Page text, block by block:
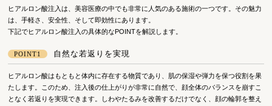
ヒアルロン酸注入は、美容医療の中でも非常に人気のある施術の一つです。その魅力
は、手軽さ、安全性、そして即効性にあります。
下記でヒアルロン酸注入の具体的なPOINTを解説します。
POINT1 自然な若返りを実現
ヒアルロン酸はもともと体内に存在する物質であり、肌の保湿や弾力を保つ役割を果
たします。このため、注入後の仕上がりが非常に自然で、顔全体のバランスを崩すこ
となく若返りを実現できます。しわやたるみを改善するだけでなく、顔の輪郭を整え